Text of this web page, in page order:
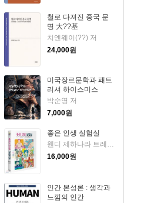
철로 다져진 중국 문
명 大??基
치엔웨이(??) 저
24,000원
미국장르문학과 패트
리셔 하이스미스
박순영 저
7,000원
좋은 인생 실험실
웬디 제하나라 트레메인 저/황근하 역
16,000원
인간 본성론 : 생각과
느낌의 인간